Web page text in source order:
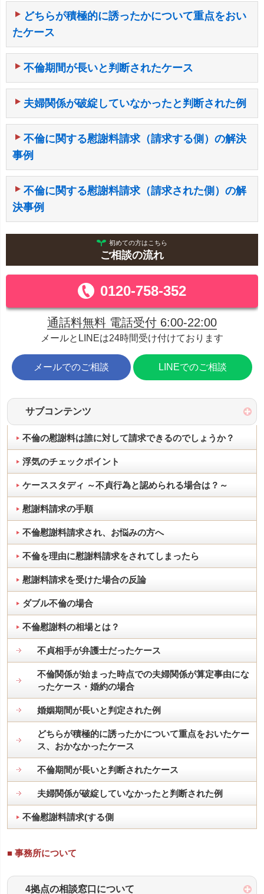
どちらが積極的に誘ったかについて重点をおい
たケース
不倫期間が長いと判断されたケース
夫婦関係が破綻していなかったと判断された例
不倫に関する慰謝料請求（請求する側）の解決
事例
不倫に関する慰謝料請求（請求された側）の解
決事例
初めての方はこちら
ご相談の流れ
0120-758-352
通話料無料 電話受付 6:00-22:00
メールとLINEは24時間受け付けております
メールでのご相談 LINEでのご相談
サブコンテンツ
不倫の慰謝料は誰に対して請求できるのでしょうか？
浮気のチェックポイント
ケーススタディ ～不貞行為と認められる場合は？～
慰謝料請求の手順
不倫慰謝料請求され、お悩みの方へ
不倫を理由に慰謝料請求をされてしまったら
慰謝料請求を受けた場合の反論
ダブル不倫の場合
不倫慰謝料の相場とは？
不貞相手が弁護士だったケース
不倫関係が始まった時点での夫婦関係が算定事由にな
ったケース・婚約の場合
婚姻期間が長いと判定された例
どちらが積極的に誘ったかについて重点をおいたケー
ス、おかなかったケース
不倫期間が長いと判断されたケース
夫婦関係が破綻していなかったと判断された例
不倫慰謝料請求(する側
■ 事務所について
4拠点の相談窓口について